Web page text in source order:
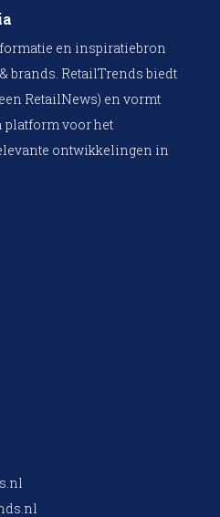
en inspiratiebron
brands. RetailTrends biedt
RetailNews) en vormt
platform voor het
ontwikkelingen in